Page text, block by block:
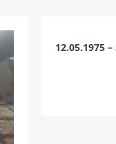
12.05.1975